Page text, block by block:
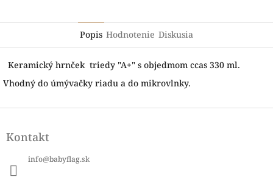
Popis Hodnotenie Diskusia
Keramický hrnček triedy "A+" s objedmom ccas 330 ml.
Vhodný do úmývačky riadu a do mikrovlnky.
Z
pKontakt
info@babyflag.sk